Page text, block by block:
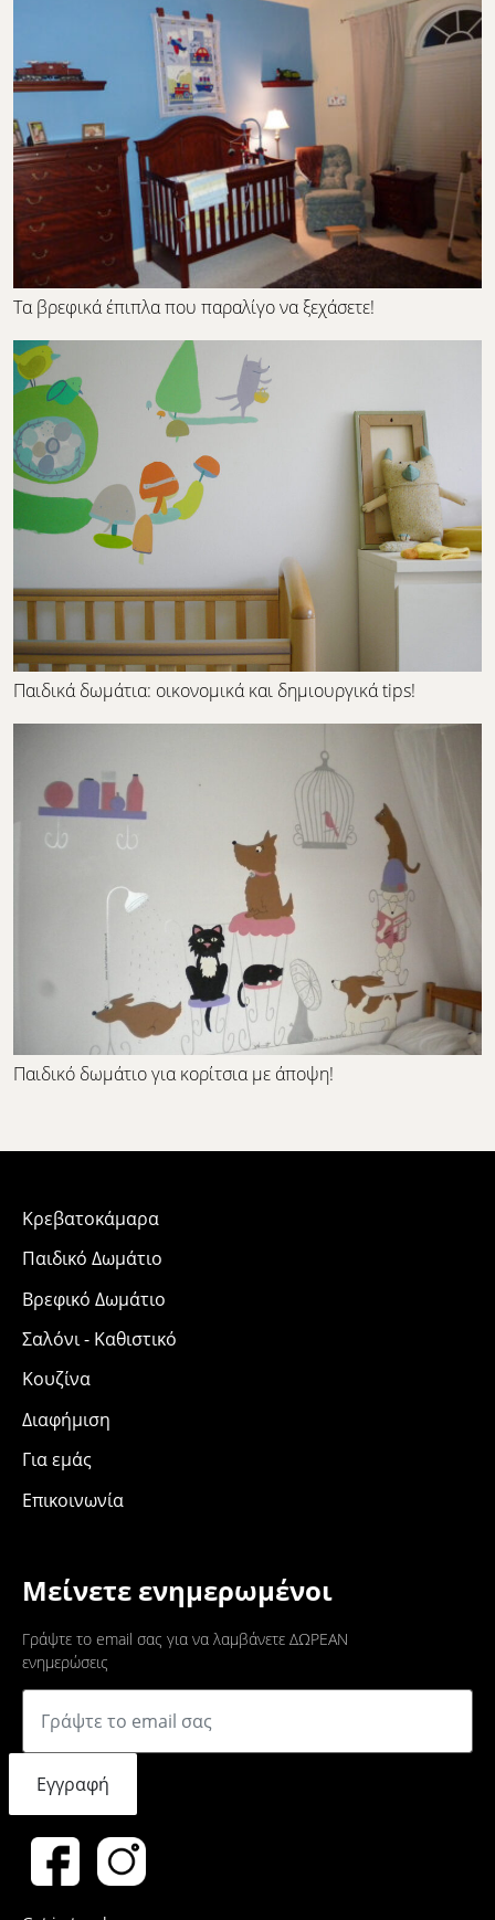
Τα βρεφικά έπιπλα που παραλίγο να ξεχάσετε!
Παιδικά δωμάτια: οικονομικά και δημιουργικά tips!
Παιδικό δωμάτιο για κορίτσια με άποψη!
Μείνετε ενημερωμένοι
Γράψτε το email σας για να λαμβάνετε ΔΩΡΕΑΝ
ενημερώσεις
Εγγραφή
Κρεβατοκάμαρα
Παιδικό Δωμάτιο
Βρεφικό Δωμάτιο
Σαλόνι - Καθιστικό
Κουζίνα
Διαφήμιση
Για εμάς
Επικοινωνία